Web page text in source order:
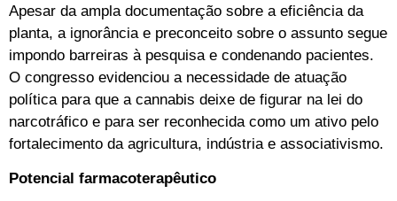
Apesar da ampla documentação sobre a eficiência da
planta, a ignorância e preconceito sobre o assunto segue
impondo barreiras à pesquisa e condenando pacientes.
O congresso evidenciou a necessidade de atuação
política para que a cannabis deixe de figurar na lei do
narcotráfico e para ser reconhecida como um ativo pelo
fortalecimento da agricultura, indústria e associativismo.
Potencial farmacoterapêutico